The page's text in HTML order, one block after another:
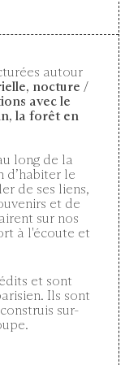
autour
nocture /
avec le
la forêt en
long de la
d’habiter le
de ses liens,
et de
sur nos
à l'écoute et
et sont
Ils sont
sur-